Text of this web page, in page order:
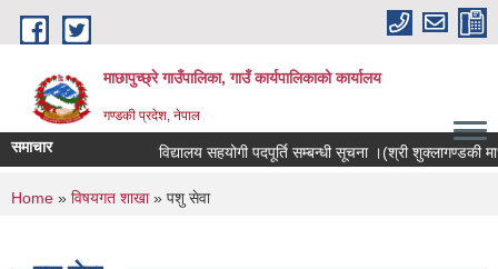
Skip to main content
माछापुच्छ्रे गाउँपालिका, गाउँ कार्यपालिकाको कार्यालय
गण्डकी प्रदेश, नेपाल
समाचार विद्यालय सहयोगी पदपूर्ति सम्बन्धी सूचना ।(श्री शुक्लागण्डकी
You are here
Home » विषयगत शाखा» पशु सेवा